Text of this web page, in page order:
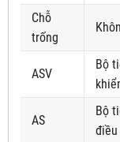
Chỗ
trống
ASV
Bộ
AS
Bộ